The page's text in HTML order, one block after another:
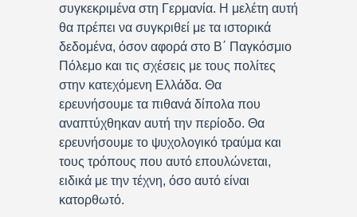
συγκεκριμένα στη Γερμανία. Η μελέτη αυτή
θα πρέπει να συγκριθεί με τα ιστορικά
δεδομένα, όσον αφορά στο Β΄ Παγκόσμιο
Πόλεμο και τις σχέσεις με τους πολίτες
στην κατεχόμενη Ελλάδα. Θα
ερευνήσουμε τα πιθανά δίπολα που
αναπτύχθηκαν αυτή την περίοδο. Θα
ερευνήσουμε το ψυχολογικό τραύμα και
τους τρόπους που αυτό επουλώνεται,
ειδικά με την τέχνη, όσο αυτό είναι
κατορθωτό.